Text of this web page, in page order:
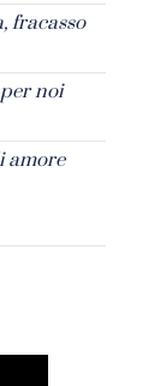
fracasso
noi
amore